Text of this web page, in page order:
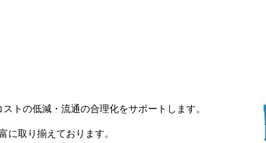
トの低減・流通の合理化をサポートします。
取り揃えております。